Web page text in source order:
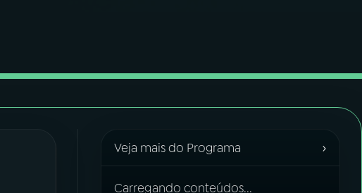
Veja mais do Programa ›
Carregando conteúdos...